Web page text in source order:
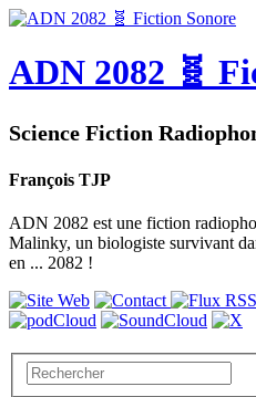
ADN 2082 🧬
Science Fiction
François TJP
ADN 2082 est une fiction
Malinky, un biologiste survivant
en ... 2082 !